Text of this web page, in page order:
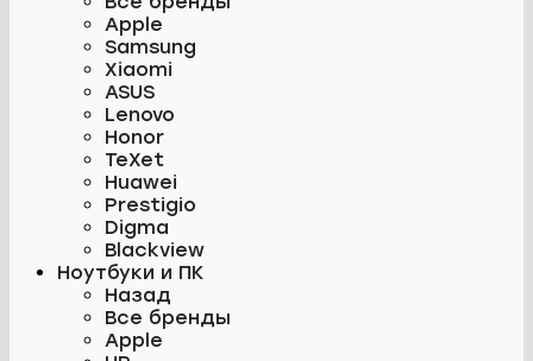
Apple
Samsung
Xiaomi
ASUS
Lenovo
Honor
TeXet
Huawei
Prestigio
Digma
Blackview
Ноутбуки и ПК
Назад
Все бренды
Apple